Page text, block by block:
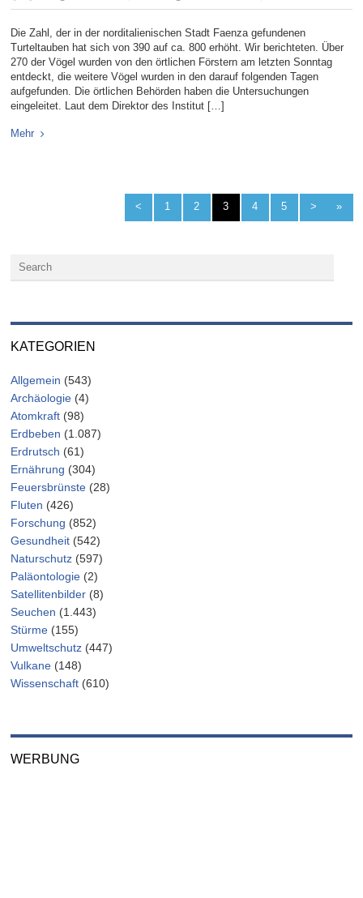
Die Zahl, der in der norditalienischen Stadt Faenza gefundenen
Turteltauben hat sich von 390 auf ca. 800 erhöht. Wir berichteten. Über
270 der Vögel wurden von den örtlichen Förstern am letzten Sonntag
entdeckt, die weitere Vögel wurden in den darauf folgenden Tagen
aufgefunden. Die örtlichen Behörden haben die Untersuchungen
eingeleitet. Laut dem Direktor des Institut […]
Mehr
< 1 2 3 4 5 > »
KATEGORIEN
Allgemein (543)
Archäologie (4)
Atomkraft (98)
Erdbeben (1.087)
Erdrutsch (61)
Ernährung (304)
Feuersbrünste (28)
Fluten (426)
Forschung (852)
Gesundheit (542)
Naturschutz (597)
Paläontologie (2)
Satellitenbilder (8)
Seuchen (1.443)
Stürme (155)
Umweltschutz (447)
Vulkane (148)
Wissenschaft (610)
WERBUNG